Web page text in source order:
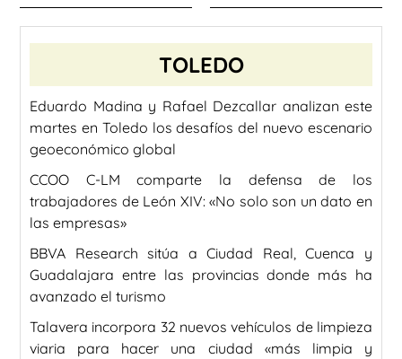
TOLEDO
Eduardo Madina y Rafael Dezcallar analizan este
martes en Toledo los desafíos del nuevo escenario
geoeconómico global
CCOO C-LM comparte la defensa de los
trabajadores de León XIV: «No solo son un dato en
las empresas»
BBVA Research sitúa a Ciudad Real, Cuenca y
Guadalajara entre las provincias donde más ha
avanzado el turismo
Talavera incorpora 32 nuevos vehículos de limpieza
viaria para hacer una ciudad «más limpia y